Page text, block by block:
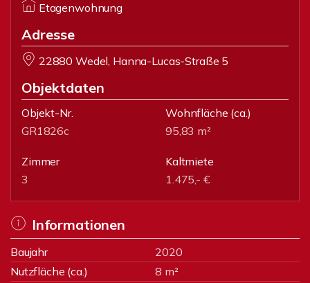
Etagenwohnung
Adresse
22880 Wedel, Hanna-Lucas-Straße 5
Objektdaten
Objekt-Nr.
GR1826c
Wohnfläche (ca.)
95,83 m²
Zimmer
3
Kaltmiete
1.475,- €
Informationen
Baujahr
2020
Nutzfläche (ca.)
8 m²